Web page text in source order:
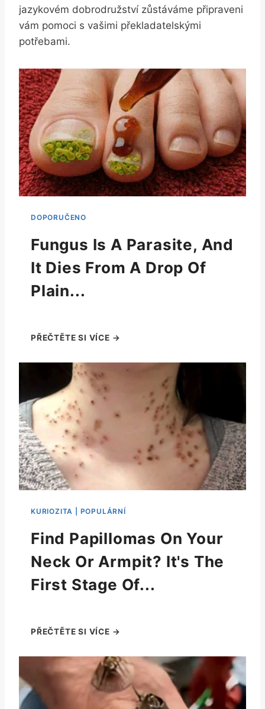
jazykovém dobrodružství zůstáváme připraveni
vám pomoci s vašimi překladatelskými
potřebami.
Fungus Is A Parasite, And
It Dies From A Drop Of
Plain...
Find Papillomas On Your
Neck Or Armpit? It's The
First Stage Of...